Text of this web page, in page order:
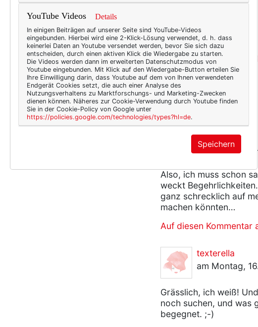
4452 2
halsschmuck,kette,manufactum,
2 Kommentare
nauli
am Montag,
Also, ich muss schon
weckt
ganz schrecklich auf
machen könnten…
Auf diesen Kommentar
texterella
am Montag,
Grässlich, ich weiß!
noch suchen, und was
begegnet. ;-)
YouTube Videos Details
In einigen Beiträgen auf unserer Seite sind YouTube-Videos
eingebunden. Hierbei wird eine 2-Klick-Lösung verwendet, d. h. dass
keinerlei Daten an Youtube versendet werden, bevor Sie sich dazu
entscheiden, durch einen aktiven Klick die Wiedergabe zu starten.
Die Videos werden dann im erweiterten Datenschutzmodus von
Youtube eingebunden. Mit Klick auf den Wiedergabe-Button erteilen Sie
Ihre Einwilligung darin, dass Youtube auf dem von Ihnen verwendeten
Endgerät Cookies setzt, die auch einer Analyse des
Nutzungsverhaltens zu Marktforschungs- und Marketing-Zwecken
dienen können. Näheres zur Cookie-Verwendung durch Youtube finden
Sie in der Cookie-Policy von Google unter
https://policies.google.com/technologies/types?hl=de.
Speichern